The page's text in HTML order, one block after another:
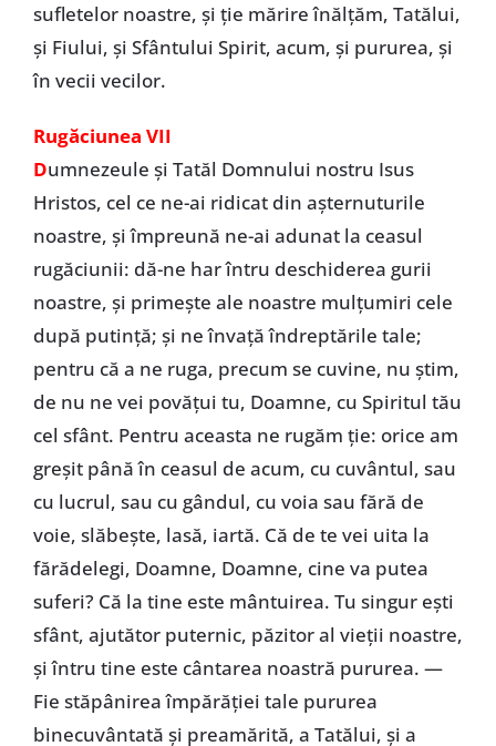
sufletelor noastre, şi ţie mărire înălţăm, Tatălui,
şi Fiului, şi Sfântului Spirit, acum, şi pururea, şi
în vecii vecilor.
Rugăciunea VII
Dumnezeule şi Tatăl Domnului nostru Isus
Hristos, cel ce ne-ai ridicat din aşternuturile
noastre, şi împreună ne-ai adunat la ceasul
rugăciunii: dă-ne har întru deschiderea gurii
noastre, şi primeşte ale noastre mulţumiri cele
după putinţă; şi ne învaţă îndreptările tale;
pentru că a ne ruga, precum se cuvine, nu ştim,
de nu ne vei povăţui tu, Doamne, cu Spiritul tău
cel sfânt. Pentru aceasta ne rugăm ţie: orice am
greşit până în ceasul de acum, cu cuvântul, sau
cu lucrul, sau cu gândul, cu voia sau fără de
voie, slăbeşte, lasă, iartă. Că de te vei uita la
fărădelegi, Doamne, Doamne, cine va putea
suferi? Că la tine este mântuirea. Tu singur eşti
sfânt, ajutător puternic, păzitor al vieţii noastre,
şi întru tine este cântarea noastră pururea. —
Fie stăpânirea împărăţiei tale pururea
binecuvântată şi preamărită, a Tatălui, şi a